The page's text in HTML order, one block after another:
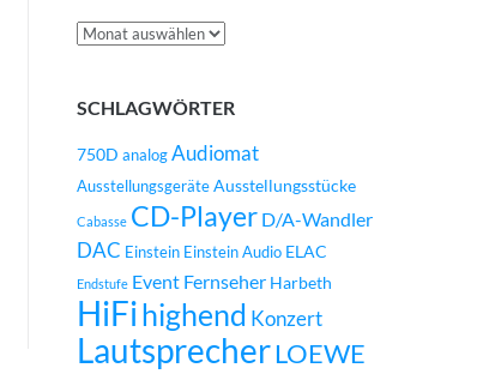
Archiv
SCHLAGWÖRTER
750D analog Audiomat
Ausstellungsgeräte Ausstellungsstücke
Cabasse CD-Player D/A-Wandler
DAC Einstein Einstein Audio ELAC
Endstufe Event Fernseher Harbeth
HiFihighend Konzert
LautsprecherLOEWE